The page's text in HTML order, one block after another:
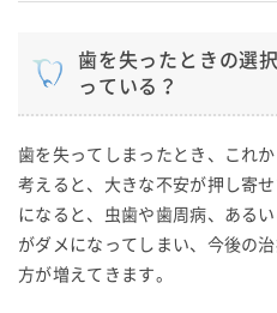
歯を失ったときの選
っている？
歯を失ってしまったとき、これ
考えると、大きな不安が押し寄
になると、虫歯や歯周病、ある
がダメになってしまい、今後の
方が増えてきます。